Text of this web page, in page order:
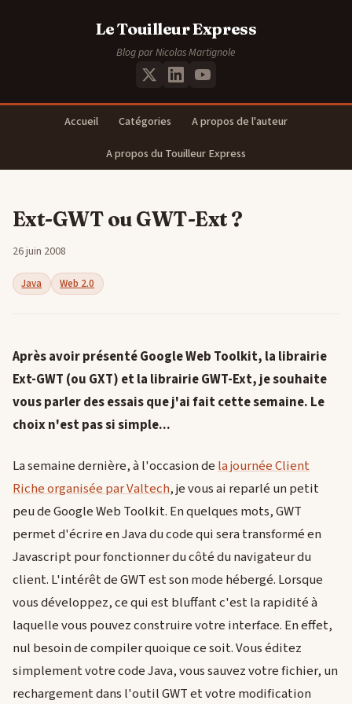
Le Touilleur Express
Blog par Nicolas Martignole
Accueil Catégories
A propos de l'auteur
A propos du Touilleur Express
Ext-GWT ou GWT-Ext ?
26 juin 2008
Java Web 2.0
Après avoir présenté Google Web Toolkit, la librairie
Ext-GWT (ou GXT) et la librairie GWT-Ext, je souhaite
vous parler des essais que j'ai fait cette semaine. Le
choix n'est pas si simple...
La semaine dernière, à l'occasion de la journée Client
Riche organisée par Valtech, je vous ai reparlé un petit
peu de Google Web Toolkit. En quelques mots, GWT
permet d'écrire en Java du code qui sera transformé en
Javascript pour fonctionner du côté du navigateur du
client. L'intérêt de GWT est son mode hébergé. Lorsque
vous développez, ce qui est bluffant c'est la rapidité à
laquelle vous pouvez construire votre interface. En effet,
nul besoin de compiler quoique ce soit. Vous éditez
simplement votre code Java, vous sauvez votre fichier, un
rechargement dans l'outil GWT et votre modification